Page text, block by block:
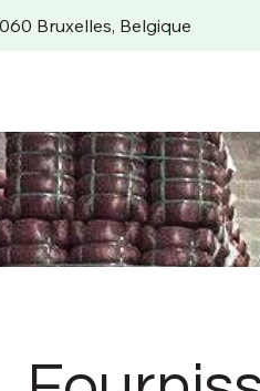
Bruxelles, Belgique